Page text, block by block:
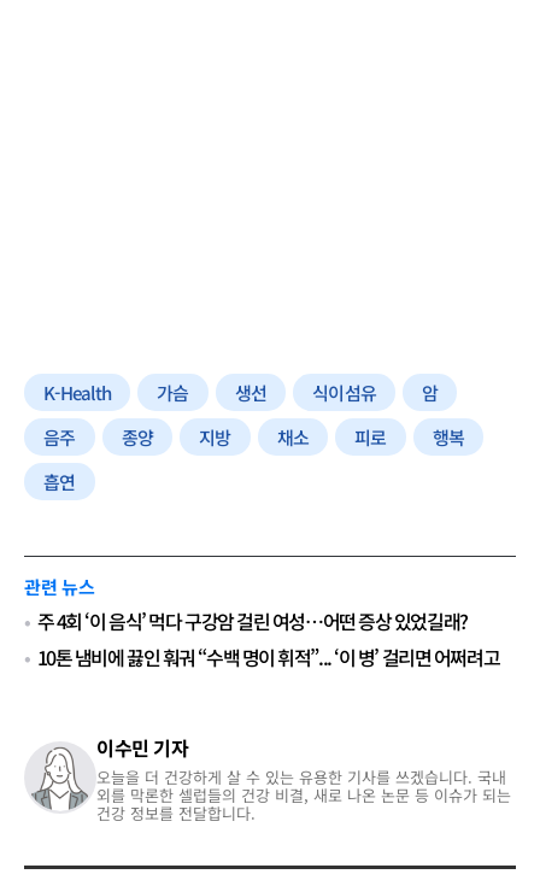
K-Health 가슴 생선 식이섬유
암
음주
종양 지방 채소 피로
행복
흡연
관련 뉴스
주 4회 ‘이 음식’ 먹다 구강암 걸린 여성…어떤 증상 있었길래?
10톤 냄비에 끓인 훠궈 “수백 명이 휘적”... ‘이 병’ 걸리면 어쩌려고
이수민 기자
오늘을 더 건강하게 살 수 있는 유용한 기사를 쓰겠습니다. 국내
외를 막론한 셀럽들의 건강 비결, 새로 나온 논문 등 이슈가 되는
건강 정보를 전달합니다.